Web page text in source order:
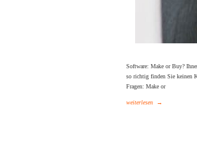
Software: Make or Buy?
so richtig finden Sie keinen
Fragen: Make or
weiterlesen →